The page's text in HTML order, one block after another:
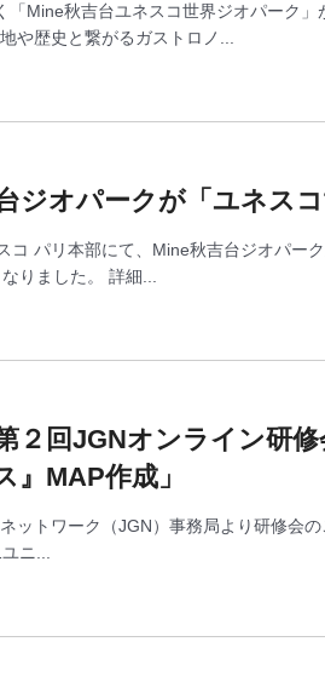
「Mine秋吉台ユネスコ世界ジオパーク
や歴史と繋がるガストロノ...
ジオパークが「ユネス
コ パリ本部にて、Mine秋吉台ジオパー
りました。 詳細...
２回JGNオンライン研
』MAP作成」
ットワーク（JGN）事務局より研修会
ニ...